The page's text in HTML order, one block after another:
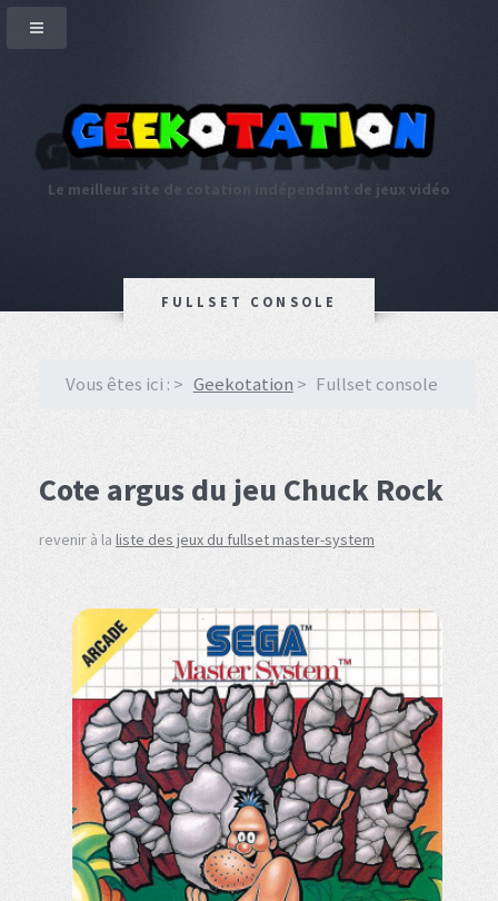
Le meilleur site de cotation indépendant de jeux vidéo
FULLSET CONSOLE
Vous êtes ici : Geekotation Fullset console
Cote argus du jeu Chuck Rock
revenir à la liste des jeux du fullset master-system